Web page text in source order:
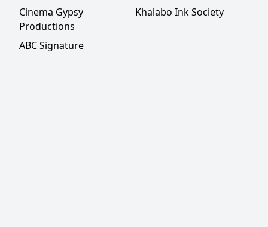
Cinema Gypsy
Productions
Khalabo Ink Society
ABC Signature